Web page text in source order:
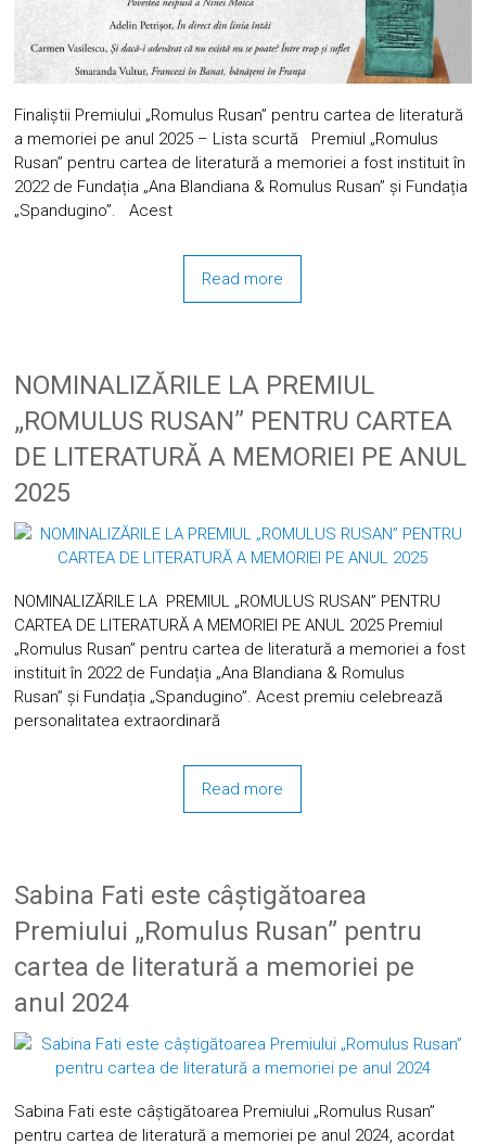
Finaliștii Premiului „Romulus Rusan” pentru cartea de literatură
a memoriei pe anul 2025 – Lista scurtă Premiul „Romulus
Rusan” pentru cartea de literatură a memoriei a fost instituit în
2022 de Fundația „Ana Blandiana & Romulus Rusan” și Fundația
„Spandugino”. Acest
Read more
NOMINALIZĂRILE LA PREMIUL
„ROMULUS RUSAN” PENTRU CARTEA
DE LITERATURĂ A MEMORIEI PE ANUL
2025
NOMINALIZĂRILE LA PREMIUL „ROMULUS RUSAN” PENTRU
CARTEA DE LITERATURĂ A MEMORIEI PE ANUL 2025 Premiul
„Romulus Rusan” pentru cartea de literatură a memoriei a fost
instituit în 2022 de Fundația „Ana Blandiana & Romulus
Rusan” și Fundația „Spandugino”. Acest premiu celebrează
personalitatea extraordinară
Read more
Sabina Fati este câștigătoarea
Premiului „Romulus Rusan” pentru
cartea de literatură a memoriei pe
anul 2024
Sabina Fati este câștigătoarea Premiului „Romulus Rusan”
pentru cartea de literatură a memoriei pe anul 2024, acordat